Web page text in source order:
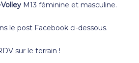
M13 féminine et masculine.
le post Facebook ci-dessous.
sur le terrain !